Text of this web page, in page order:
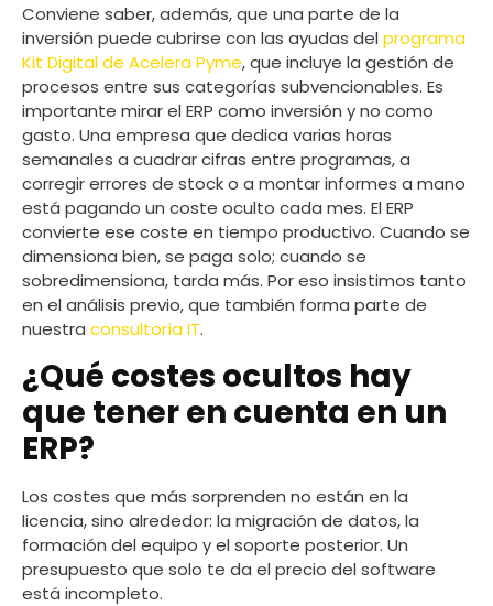
Conviene saber, además, que una parte de la
inversión puede cubrirse con las ayudas del programa
Kit Digital de Acelera Pyme, que incluye la gestión de
procesos entre sus categorías subvencionables. Es
importante mirar el ERP como inversión y no como
gasto. Una empresa que dedica varias horas
semanales a cuadrar cifras entre programas, a
corregir errores de stock o a montar informes a mano
está pagando un coste oculto cada mes. El ERP
convierte ese coste en tiempo productivo. Cuando se
dimensiona bien, se paga solo; cuando se
sobredimensiona, tarda más. Por eso insistimos tanto
en el análisis previo, que también forma parte de
nuestra consultoría IT.
¿Qué costes ocultos hay
que tener en cuenta en un
ERP?
Los costes que más sorprenden no están en la
licencia, sino alrededor: la migración de datos, la
formación del equipo y el soporte posterior. Un
presupuesto que solo te da el precio del software
está incompleto.